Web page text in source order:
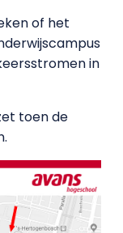
of het
in
toen de